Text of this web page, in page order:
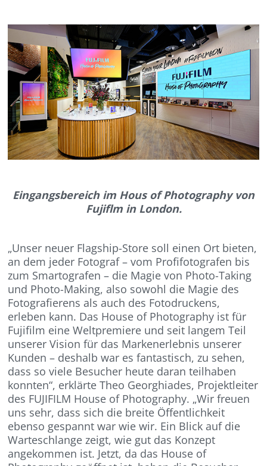
Eingangsbereich im Hous of Photography von
Fujiflm in London.
„Unser neuer Flagship-Store soll einen Ort bieten,
an dem jeder Fotograf – vom Profifotografen bis
zum Smartografen – die Magie von Photo-Taking
und Photo-Making, also sowohl die Magie des
Fotografierens als auch des Fotodruckens,
erleben kann. Das House of Photography ist für
Fujifilm eine Weltpremiere und seit langem Teil
unserer Vision für das Markenerlebnis unserer
Kunden – deshalb war es fantastisch, zu sehen,
dass so viele Besucher heute daran teilhaben
konnten“, erklärte Theo Georghiades, Projektleiter
des FUJIFILM House of Photography. „Wir freuen
uns sehr, dass sich die breite Öffentlichkeit
ebenso gespannt war wie wir. Ein Blick auf die
Warteschlange zeigt, wie gut das Konzept
angekommen ist. Jetzt, da das House of